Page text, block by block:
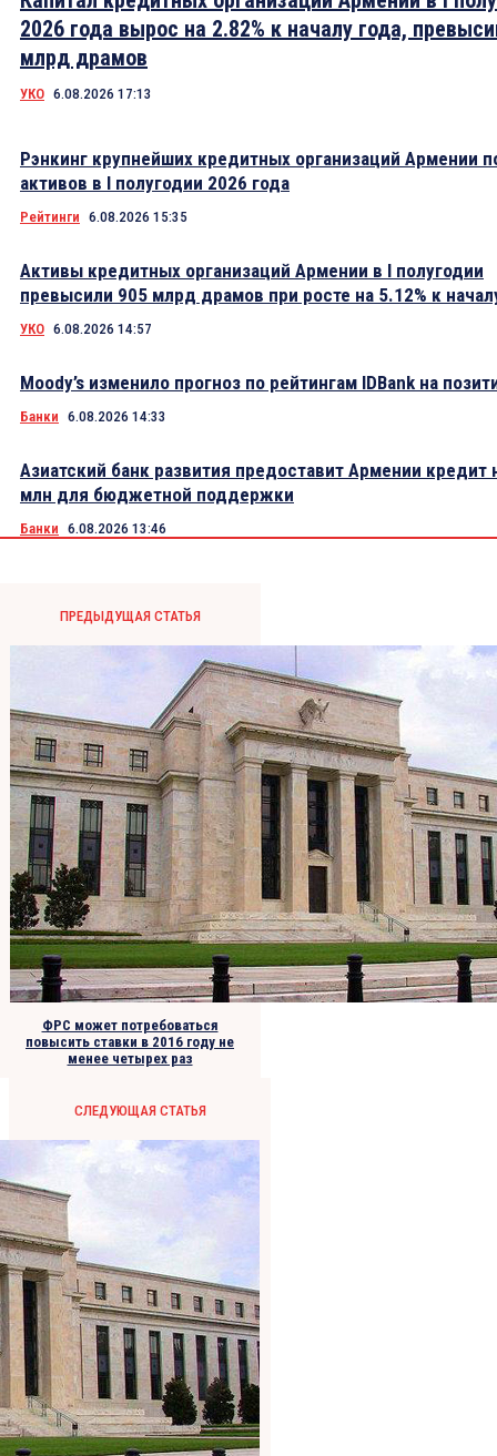
2026 года вырос на 2.82% к началу года,
млрд драмов
УКО 6.08.2026 17:13
Рэнкинг крупнейших кредитных организаций Армении
активов в I полугодии 2026 года
Рейтинги 6.08.2026 15:35
Активы кредитных организаций Армении в I полугодии
превысили 905 млрд драмов при росте на 5.12% к
УКО 6.08.2026 14:57
Moody’s изменило прогноз по рейтингам IDBank на
Банки 6.08.2026 14:33
Азиатский банк развития предоставит Армении кредит
млн для бюджетной поддержки
Банки 6.08.2026 13:46
ПРЕДЫДУЩАЯ СТАТЬЯ
ФРС может потребоваться
повысить ставки в 2016 году не
менее четырех раз
СЛЕДУЮЩАЯ СТАТЬЯ